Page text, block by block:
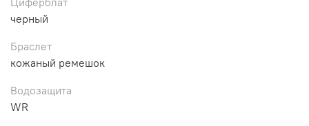
черный
Браслет
кожаный ремешок
Водозащита
WR